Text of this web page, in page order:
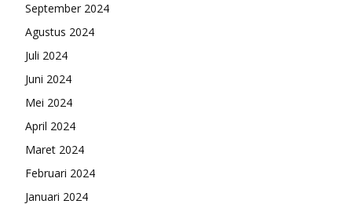
September 2024
Agustus 2024
Juli 2024
Juni 2024
Mei 2024
April 2024
Maret 2024
Februari 2024
Januari 2024